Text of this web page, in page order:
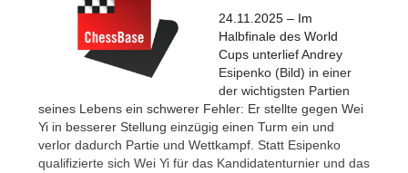
24.11.2025 – Im
Halbfinale des World
Cups unterlief Andrey
Esipenko (Bild) in einer
der wichtigsten Partien
seines Lebens ein schwerer Fehler: Er stellte gegen Wei
Yi in besserer Stellung einzügig einen Turm ein und
verlor dadurch Partie und Wettkampf. Statt Esipenko
qualifizierte sich Wei Yi für das Kandidatenturnier und das